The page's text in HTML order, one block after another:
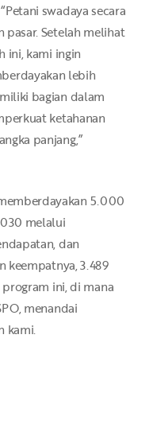
swadaya secara
Setelah melihat
ini, kami ingin
lebih
bagian dalam
ketahanan
panjang,”
5.000
melalui
dan
keempatnya, 3.489
ini, di mana
menandai
kami.